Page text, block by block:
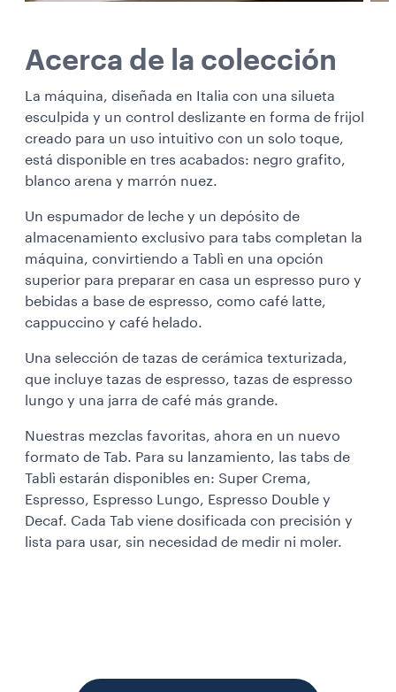
Acerca de la colección
La máquina, diseñada en Italia con una silueta
esculpida y un control deslizante en forma de frijol
creado para un uso intuitivo con un solo toque,
está disponible en tres acabados: negro grafito,
blanco arena y marrón nuez.
Un espumador de leche y un depósito de
almacenamiento exclusivo para tabs completan la
máquina, convirtiendo a Tablì en una opción
superior para preparar en casa un espresso puro y
bebidas a base de espresso, como café latte,
cappuccino y café helado.
Una selección de tazas de cerámica texturizada,
que incluye tazas de espresso, tazas de espresso
lungo y una jarra de café más grande.
Nuestras mezclas favoritas, ahora en un nuevo
formato de Tab. Para su lanzamiento, las tabs de
Tablì estarán disponibles en: Super Crema,
Espresso, Espresso Lungo, Espresso Double y
Decaf. Cada Tab viene dosificada con precisión y
lista para usar, sin necesidad de medir ni moler.